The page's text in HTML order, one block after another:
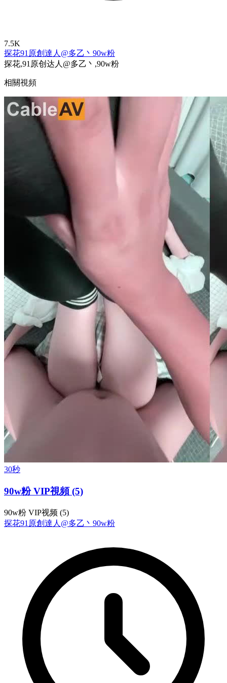
7.5K
探花91原創達人@多乙丶 90w粉
探花,91原创达人@多乙丶,90w粉
相關視頻
30秒
90w粉 VIP視頻 (5)
90w粉 VIP视频 (5)
探花91原創達人@多乙丶 90w粉